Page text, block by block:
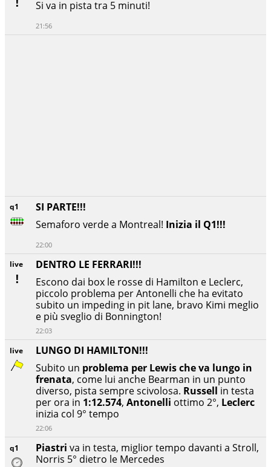
q1 Piastri va in testa, miglior tempo davanti a Stroll,
Norris 5° dietro le Mercedes
live
LUNGO DI HAMILTON!!!
Subito un problema per Lewis che va lungo in
frenata, come lui anche Bearman in un punto
diverso, pista sempre scivolosa. Russell in testa
per ora in 1:12.574, Antonelli ottimo 2°, Leclerc
inizia col 9° tempo
22:06
live
DENTRO LE FERRARI!!!
Escono dai box le rosse di Hamilton e Leclerc,
piccolo problema per Antonelli che ha evitato
subito un impeding in pit lane, bravo Kimi meglio
e più sveglio di Bonnington!
22:03
q1
SI PARTE!!!
Semaforo verde a Montreal! Inizia il Q1!!!
22:00
Si va in pista tra 5 minuti!
21:56